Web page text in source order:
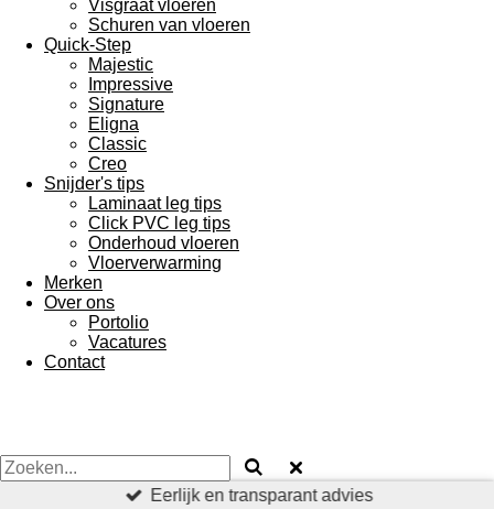
Visgraat vloeren
Schuren van vloeren
Quick-Step
Majestic
Impressive
Signature
Eligna
Classic
Creo
Snijder's tips
Laminaat leg tips
Click PVC leg tips
Onderhoud vloeren
Vloerverwarming
Merken
Over ons
Portolio
Vacatures
Contact
Eerlijk en transparant advies